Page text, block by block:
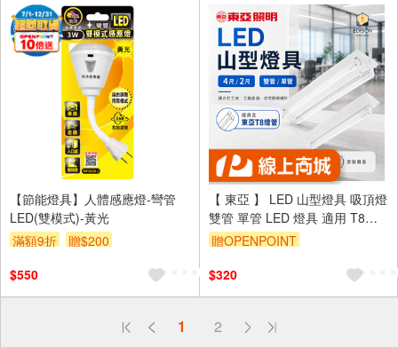
【節能燈具】人體感應燈-彎管
LED(雙模式)-黃光
滿額9折
贈$200
$550
【 東亞 】 LED 山型燈具 吸頂燈
雙管 單管 LED 燈具 適用 T8燈
管 山型燈 / 含億光 白光燈管
贈OPENPOINT
$320
1 2
偏遠地區配送